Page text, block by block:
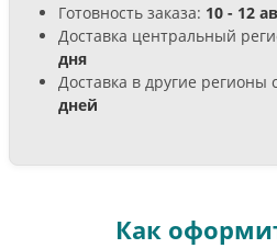
Готовность заказа: 10 - 12
Доставка центральный
дня
Доставка в другие регионы
дней
Как